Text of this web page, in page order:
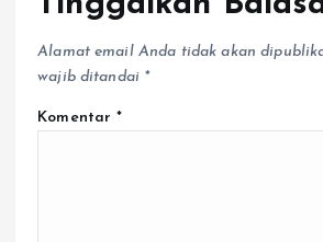
Tinggalkan
Alamat email Anda tidak akan
wajib ditandai
Komentar*